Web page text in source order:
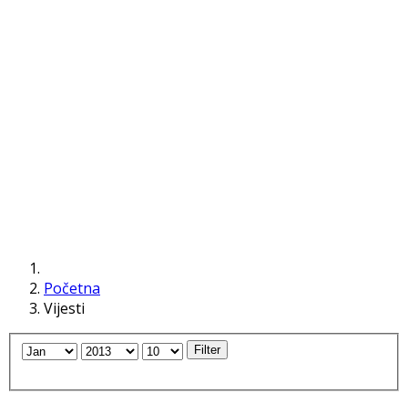
Početna
Vijesti
Filter